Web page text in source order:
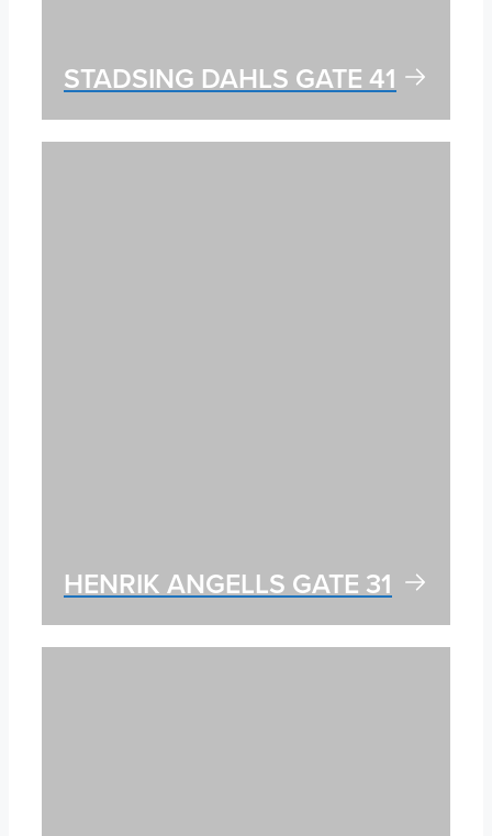
STADSING DAHLS GATE 41
HENRIK ANGELLS GATE 31